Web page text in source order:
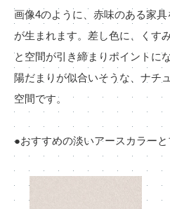
画像4のように、赤味のある家
が生まれます。差し色に、くす
と空間が引き締まりポイントに
陽だまりが似合いそうな、ナチ
空間です。
●おすすめの淡いアースカラー